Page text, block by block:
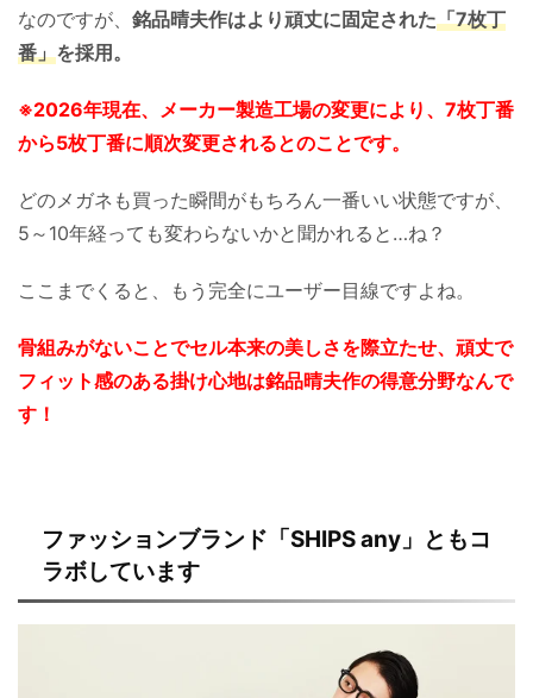
なのですが、 銘品晴夫作はより頑丈に固定された「7枚丁
番」を採用。
※2026年現在、メーカー製造工場の変更により、7枚丁番
から5枚丁番に順次変更されるとのことです。
どのメガネも買った瞬間がもちろん一番いい状態ですが、
5～10年経っても変わらないかと聞かれると…ね？
ここまでくると、もう完全にユーザー目線ですよね。
骨組みがないことでセル本来の美しさを際立たせ、頑丈で
フィット感のある掛け心地は銘品晴夫作の得意分野なんで
す！
ファッションブランド「SHIPS any」ともコ
ラボしています